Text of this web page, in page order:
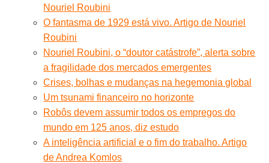
Nouriel Roubini
O fantasma de 1929 está vivo. Artigo de Nouriel
Roubini
Nouriel Roubini, o “doutor catástrofe”, alerta sobre
a fragilidade dos mercados emergentes
Crises, bolhas e mudanças na hegemonia global
Um tsunami financeiro no horizonte
Robôs devem assumir todos os empregos do
mundo em 125 anos, diz estudo
A inteligência artificial e o fim do trabalho. Artigo
de Andrea Komlos